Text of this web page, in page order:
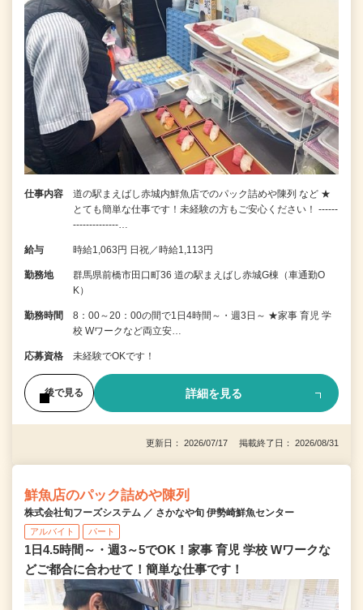
仕事内容
道の駅まえばし赤城内鮮魚店でのパック詰めや陳列 など ★
とても簡単な仕事です！未経験の方もご安心ください！ ------
--------------…
給与 時給1,063円 日祝／時給1,113円
勤務地
群馬県前橋市田口町36 道の駅まえばし赤城G棟（車通勤O
K）
勤務時間
8：00～20：00の間で1日4時間～・週3日～ ★家事 育児 学
校 Wワークなど両立安…
応募資格 未経験でOKです！
後で見る 詳細を見る
更新日： 2026/07/17 掲載終了日： 2026/08/31
鮮魚店のパック詰めや陳列
株式会社旬フーズシステム ／ さかなや旬 伊勢崎鮮魚センター
アルバイト パート
1日4.5時間～・週3～5でOK！家事 育児 学校 Wワークな
どご都合に合わせて！簡単な仕事です！